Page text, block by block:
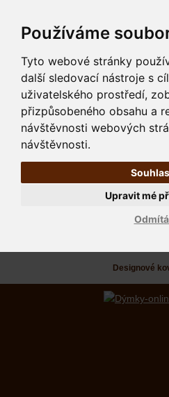
Používáme
Tyto webové stránky
další sledovací nástroje s
uživatelského prostředí,
přizpůsobeného obsahu a
návštěvnosti webových
návštěvnosti.
Upravit mé
Designové